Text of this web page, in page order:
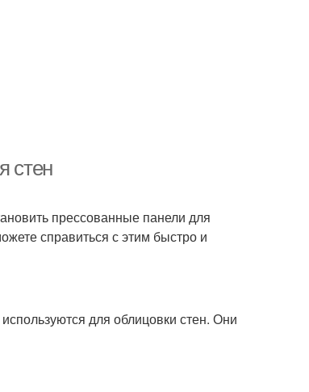
стен
прессованные панели для
справиться с этим быстро и
для облицовки стен. Они